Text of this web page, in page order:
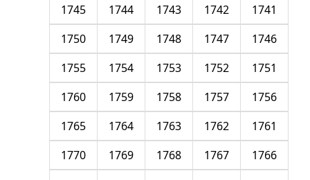
1741
1742
1743
1744
1745
1746
1747
1748
1749
1750
1751
1752
1753
1754
1755
1756
1757
1758
1759
1760
1761
1762
1763
1764
1765
1766
1767
1768
1769
1770